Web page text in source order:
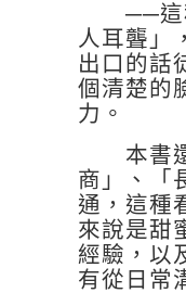
──這種
人耳聾」
出口的話
個清楚的
力。
本書還
商」、「
通，這種
來說是甜
經驗，以
有從日常